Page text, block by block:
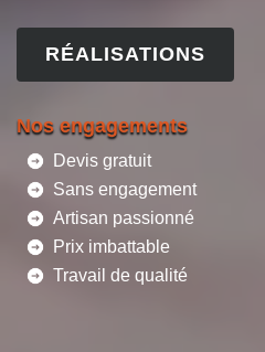
RÉALISATIONS
Nos engagements
Devis gratuit
Sans engagement
Artisan passionné
Prix imbattable
Travail de qualité